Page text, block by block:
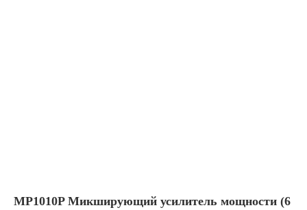
MP1010P Микширующий усилитель мощности (6